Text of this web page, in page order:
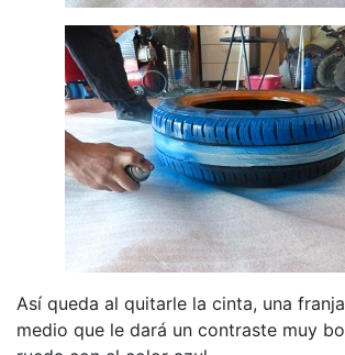
Así queda al quitarle la cinta, una
medio que le dará un contraste muy